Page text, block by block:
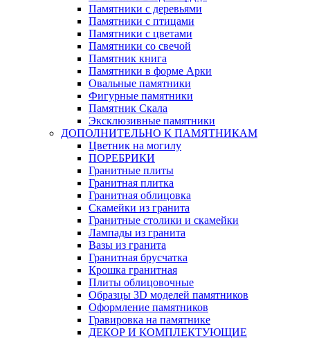
Памятники с деревьями
Памятники с птицами
Памятники с цветами
Памятники со свечой
Памятник книга
Памятники в форме Арки
Овальные памятники
Фигурные памятники
Памятник Скала
Эксклюзивные памятники
ДОПОЛНИТЕЛЬНО К ПАМЯТНИКАМ
Цветник на могилу
ПОРЕБРИКИ
Гранитные плиты
Гранитная плитка
Гранитная облицовка
Скамейки из гранита
Гранитные столики и скамейки
Лампады из гранита
Вазы из гранита
Гранитная брусчатка
Крошка гранитная
Плиты облицовочные
Образцы 3D моделей памятников
Оформление памятников
Гравировка на памятнике
ДЕКОР И КОМПЛЕКТУЮЩИЕ